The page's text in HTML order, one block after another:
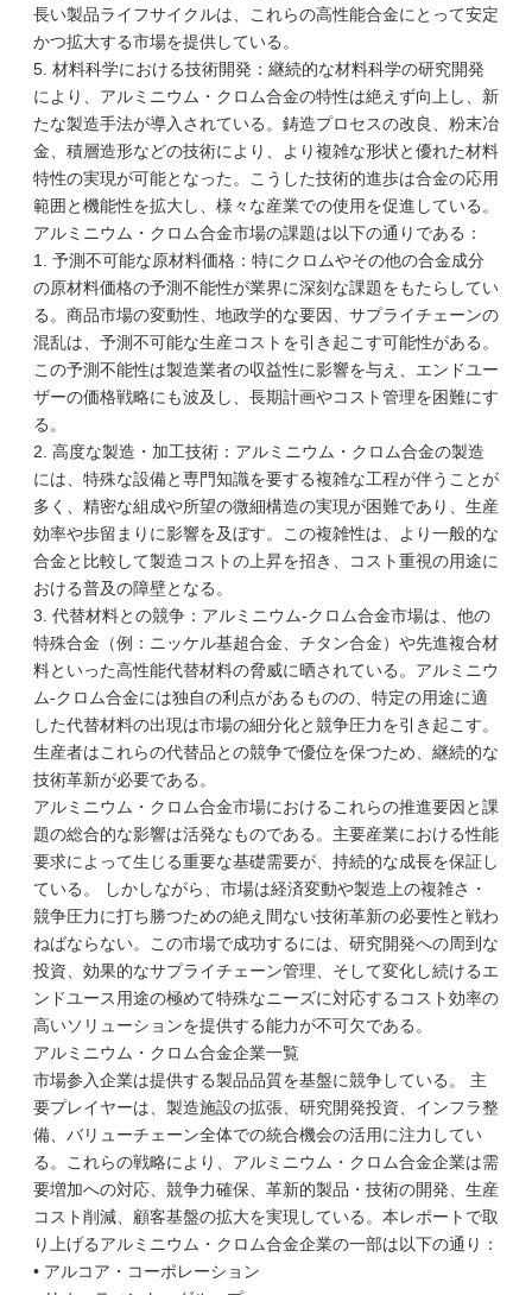
長い製品ライフサイクルは、これらの高性能合金にとって安定
かつ拡大する市場を提供している。
5. 材料科学における技術開発：継続的な材料科学の研究開発
により、アルミニウム・クロム合金の特性は絶えず向上し、新
たな製造手法が導入されている。鋳造プロセスの改良、粉末冶
金、積層造形などの技術により、より複雑な形状と優れた材料
特性の実現が可能となった。こうした技術的進歩は合金の応用
範囲と機能性を拡大し、様々な産業での使用を促進している。
アルミニウム・クロム合金市場の課題は以下の通りである：
1. 予測不可能な原材料価格：特にクロムやその他の合金成分
の原材料価格の予測不能性が業界に深刻な課題をもたらしてい
る。商品市場の変動性、地政学的な要因、サプライチェーンの
混乱は、予測不可能な生産コストを引き起こす可能性がある。
この予測不能性は製造業者の収益性に影響を与え、エンドユー
ザーの価格戦略にも波及し、長期計画やコスト管理を困難にす
る。
2. 高度な製造・加工技術：アルミニウム・クロム合金の製造
には、特殊な設備と専門知識を要する複雑な工程が伴うことが
多く、精密な組成や所望の微細構造の実現が困難であり、生産
効率や歩留まりに影響を及ぼす。この複雑性は、より一般的な
合金と比較して製造コストの上昇を招き、コスト重視の用途に
おける普及の障壁となる。
3. 代替材料との競争：アルミニウム-クロム合金市場は、他の
特殊合金（例：ニッケル基超合金、チタン合金）や先進複合材
料といった高性能代替材料の脅威に晒されている。アルミニウ
ム-クロム合金には独自の利点があるものの、特定の用途に適
した代替材料の出現は市場の細分化と競争圧力を引き起こす。
生産者はこれらの代替品との競争で優位を保つため、継続的な
技術革新が必要である。
アルミニウム・クロム合金市場におけるこれらの推進要因と課
題の総合的な影響は活発なものである。主要産業における性能
要求によって生じる重要な基礎需要が、持続的な成長を保証し
ている。 しかしながら、市場は経済変動や製造上の複雑さ・
競争圧力に打ち勝つための絶え間ない技術革新の必要性と戦わ
ねばならない。この市場で成功するには、研究開発への周到な
投資、効果的なサプライチェーン管理、そして変化し続けるエ
ンドユース用途の極めて特殊なニーズに対応するコスト効率の
高いソリューションを提供する能力が不可欠である。
アルミニウム・クロム合金企業一覧
市場参入企業は提供する製品品質を基盤に競争している。 主
要プレイヤーは、製造施設の拡張、研究開発投資、インフラ整
備、バリューチェーン全体での統合機会の活用に注力してい
る。これらの戦略により、アルミニウム・クロム合金企業は需
要増加への対応、競争力確保、革新的製品・技術の開発、生産
コスト削減、顧客基盤の拡大を実現している。本レポートで取
り上げるアルミニウム・クロム合金企業の一部は以下の通り：
• アルコア・コーポレーション